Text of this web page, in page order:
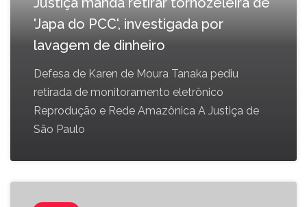
'Japa do PCC', investigada por
lavagem de dinheiro
Defesa de Karen de Moura Tanaka pediu
retirada de monitoramento eletrônico
Reprodução e Rede Amazônica A Justiça de
São Paulo